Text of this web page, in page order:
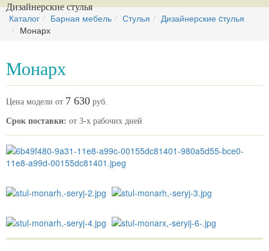
Дизайнерские cтулья
Каталог Барная мебель Стулья
Дизайнерские cтулья
Монарх
Монарх
Цена модели от 7 630 руб.
Срок поставки: от 3-х рабочих дней